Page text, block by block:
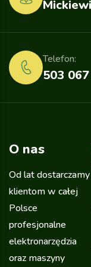
503
Telefon:
O nas
Od lat dostarczamy
klientom w całej
Polsce
profesjonalne
elektronarzędzia
oraz maszyny